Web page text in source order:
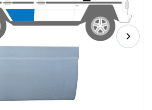
Magyar
Lietuvių
Slovenčina